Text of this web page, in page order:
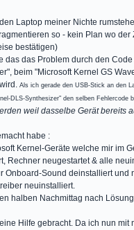
Laptop meiner Nichte
so - kein Plan wo
bestätigen)
das das Problem durch den
beim "Microsoft Kernel GS
Als ich gerade den USB-Stick an den
DLS-Synthesizer" den selben Fehlercode
weil dasselbe Gerät bereits
habe :
Kernel-Geräte welche mir im
Rechner neugestartet & alle
Onboard-Sound deinstalliert und
neuinstalliert.
halben Nachmittag nach
Hilfe gebracht. Da ich nun